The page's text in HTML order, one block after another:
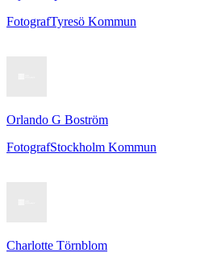
FotografTyresö Kommun
Orlando G Boström
FotografStockholm Kommun
Charlotte Törnblom